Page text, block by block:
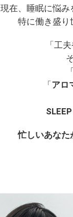
現在、睡眠に悩み
特に働き盛り
「工
「
「 アロ
忙しいあなた